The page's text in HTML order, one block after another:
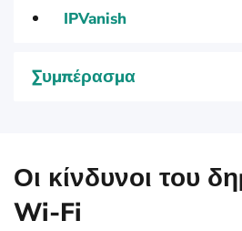
IPVanish
Συμπέρασμα
Οι κίνδυνοι του
Wi‑Fi